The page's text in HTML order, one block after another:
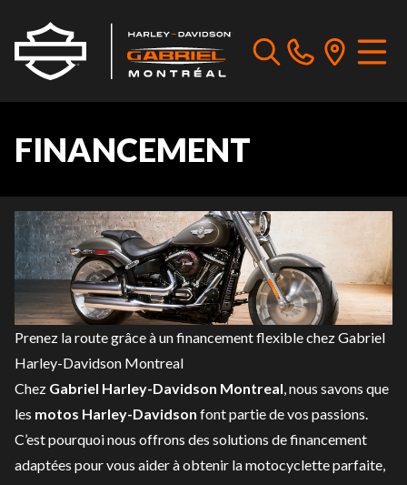
FINANCEMENT
Prenez la route grâce à un financement flexible chez Gabriel
Harley-Davidson Montreal
Chez Gabriel Harley-Davidson Montreal , nous savons que
les motos Harley-Davidson font partie de vos passions.
C’est pourquoi nous offrons des solutions de financement
adaptées pour vous aider à obtenir la motocyclette parfaite,